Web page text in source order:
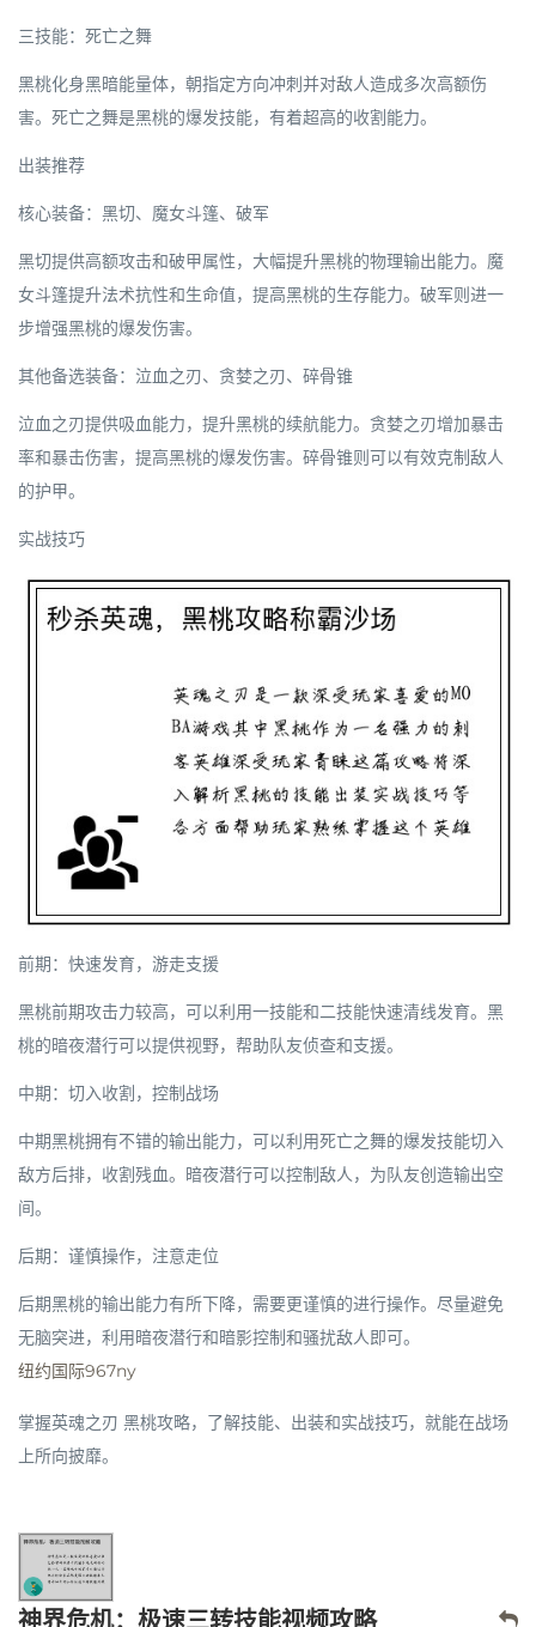
三技能：死亡之舞
黑桃化身黑暗能量体，朝指定方向冲刺并对敌人造成多次高额伤
害。死亡之舞是黑桃的爆发技能，有着超高的收割能力。
出装推荐
核心装备：黑切、魔女斗篷、破军
黑切提供高额攻击和破甲属性，大幅提升黑桃的物理输出能力。魔
女斗篷提升法术抗性和生命值，提高黑桃的生存能力。破军则进一
步增强黑桃的爆发伤害。
其他备选装备：泣血之刃、贪婪之刃、碎骨锥
泣血之刃提供吸血能力，提升黑桃的续航能力。贪婪之刃增加暴击
率和暴击伤害，提高黑桃的爆发伤害。碎骨锥则可以有效克制敌人
的护甲。
实战技巧
前期：快速发育，游走支援
黑桃前期攻击力较高，可以利用一技能和二技能快速清线发育。黑
桃的暗夜潜行可以提供视野，帮助队友侦查和支援。
中期：切入收割，控制战场
中期黑桃拥有不错的输出能力，可以利用死亡之舞的爆发技能切入
敌方后排，收割残血。暗夜潜行可以控制敌人，为队友创造输出空
间。
后期：谨慎操作，注意走位
后期黑桃的输出能力有所下降，需要更谨慎的进行操作。尽量避免
无脑突进，利用暗夜潜行和暗影控制和骚扰敌人即可。
纽约国际967ny
掌握英魂之刃 黑桃攻略，了解技能、出装和实战技巧，就能在战场
上所向披靡。
神界危机：极速三转技能视频攻略